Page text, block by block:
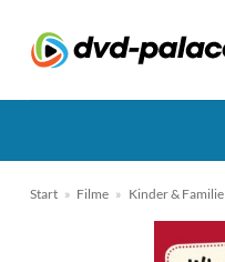
Inhalt
springen
Start » Filme » Kinder & Familie